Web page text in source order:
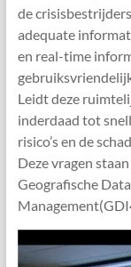
de
adequate
en real-time
Leidt deze
inderdaad tot
risico’s en de
Deze vragen
Geografische